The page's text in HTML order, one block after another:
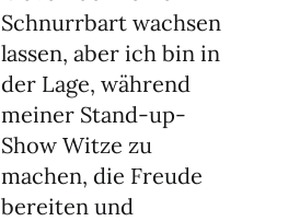
Schnurrbart wachsen
lassen, aber ich bin in
der Lage, während
meiner Stand-up-
Show Witze zu
machen, die Freude
bereiten und